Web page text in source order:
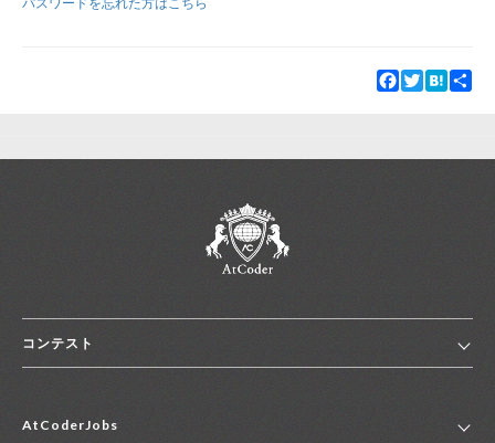
Facebook
TwitterHatena
コンテスト
コンテスト一覧
AtCoderJobs